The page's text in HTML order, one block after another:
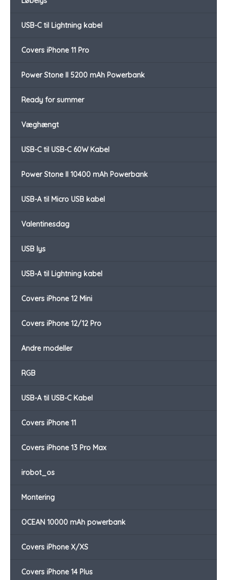
USB-C til Lightning kabel
Covers iPhone 11 Pro
Power Stone II 5200 mAh Powerbank
Ready for summer
Væghængt
USB-C til USB-C 60W Kabel
Power Stone II 10400 mAh Powerbank
USB-A til Micro USB kabel
Valentinesdag
USB lys
USB-A til Lightning kabel
Covers iPhone 12 Mini
Covers iPhone 12/12 Pro
Andre modeller
RGB
USB-A til USB-C Kabel
Covers iPhone 11
Covers iPhone 13 Pro Max
irobot_os
Montering
OCEAN 10000 mAh powerbank
Covers iPhone X/XS
Covers iPhone 14 Plus